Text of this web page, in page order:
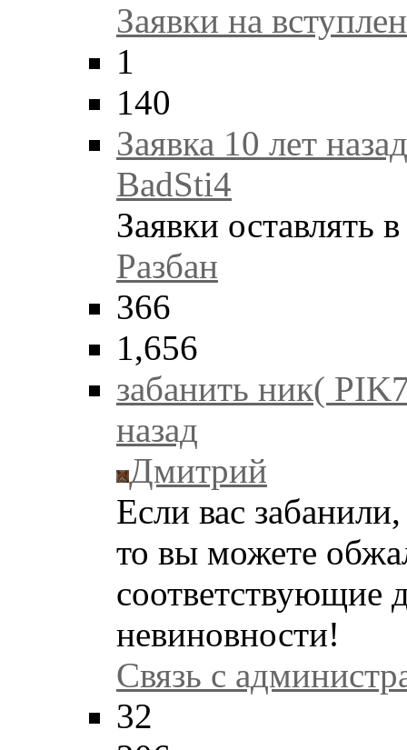
Заявки на
1
140
Заявка 10 лет назад
BadSti4
Заявки оставлять
Разбан
366
1,656
забанить ник(
назад
Дмитрий
Если вас
то вы можете
соответствующие
невиновности!
Связь с
32